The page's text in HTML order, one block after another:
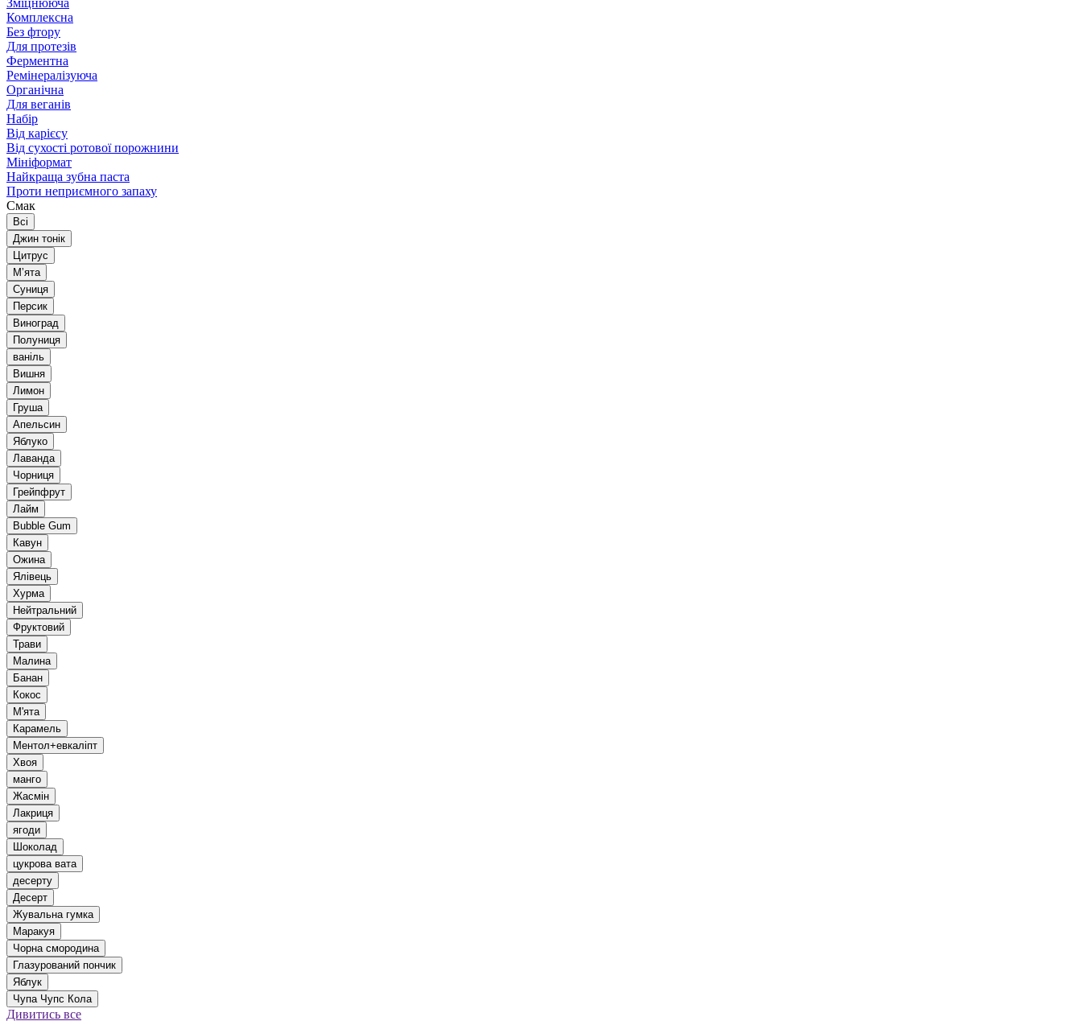
Зміцнююча
Комплексна
Без фтору
Для протезів
Ферментна
Ремінералізуюча
Органічна
Для веганів
Набір
Від карієсу
Від сухості ротової порожнини
Мініформат
Найкраща зубна паста
Проти неприємного запаху
Смак
Всі
Джин тонік
Цитрус
Мʼята
Суниця
Персик
Виноград
Полуниця
ваніль
Вишня
Лимон
Груша
Апельсин
Яблуко
Лаванда
Чорниця
Грейпфрут
Лайм
Bubble Gum
Кавун
Ожина
Ялівець
Хурма
Нейтральний
Фруктовий
Трави
Малина
Банан
Кокос
М'ята
Карамель
Ментол+евкаліпт
Хвоя
манго
Жасмін
Лакриця
ягоди
Шоколад
цукрова вата
десерту
Десерт
Жувальна гумка
Маракуя
Чорна смородина
Глазурований пончик
Яблук
Чупа Чупс Кола
Дивитись все